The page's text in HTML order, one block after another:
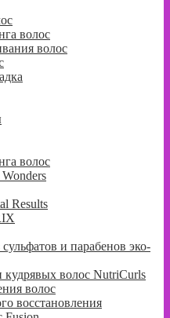
волос
волос
волос
Results
и парабенов эко-
волос NutriCurls
волос
восстановления